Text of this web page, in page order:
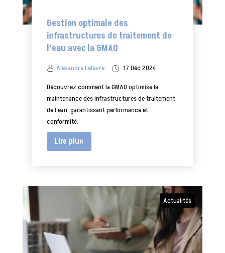
Gestion optimale des
infrastructures de traitement de
l’eau avec la GMAO
Alexandre Lefevre
17 Déc 2024
Découvrez comment la GMAO optimise la
maintenance des infrastructures de traitement
de l’eau, garantissant performance et
conformité.
Lire plus
Actualités